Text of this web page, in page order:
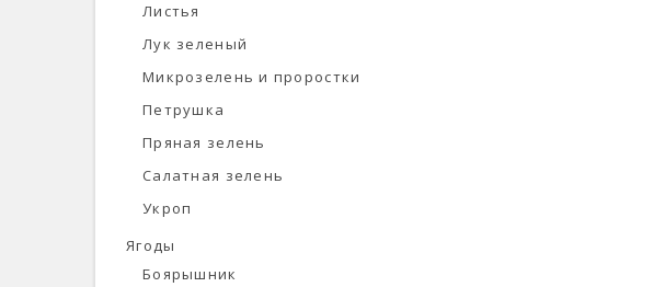
Листья
Лук зеленый
Микрозелень и проростки
Петрушка
Пряная зелень
Салатная зелень
Укроп
Ягоды
Боярышник